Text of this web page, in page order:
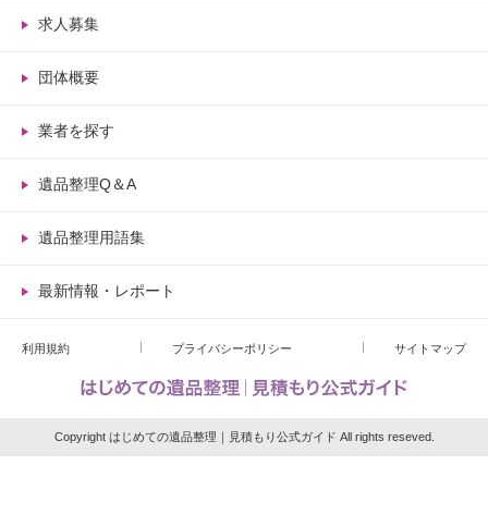
求人募集
団体概要
業者を探す
遺品整理Q＆A
遺品整理用語集
最新情報・レポート
利用規約 プライバシーポリシー サイトマップ
Copyright はじめての遺品整理｜見積もり公式ガイド All rights reseved.